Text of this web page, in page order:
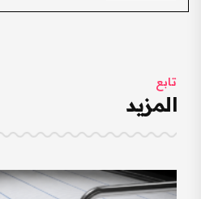
تابع
المزيد